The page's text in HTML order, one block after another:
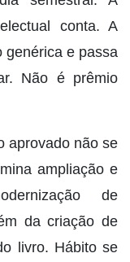
conta. A
genérica e passa
Não é prêmio
aprovado não se
ampliação e
de
da criação de
livro. Hábito se